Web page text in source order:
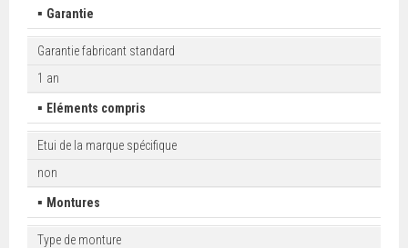
▪ Garantie
Garantie fabricant standard
1 an
▪ Eléments compris
Etui de la marque spécifique
non
▪ Montures
Type de monture